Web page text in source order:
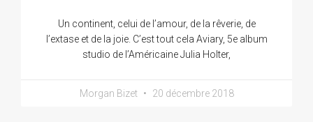
Un continent, celui de l’amour, de la rêverie, de
l’extase et de la joie. C’est tout cela Aviary, 5e album
studio de l’Américaine Julia Holter,
Morgan Bizet 20 décembre 2018